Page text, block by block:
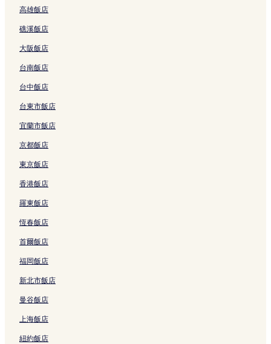
G
連
結
A
r
p
o
r
T
的
連
結
L
n
k
o
u
連
-
i
n
-
J
u
g
B
r
a
n
c
的
結
o
T
a
i
p
i
a
l
i
的
連
結
a
的
連
結
連
e
L
u
Z
h
u
連
結
L
V
A
T
O
,
h
i
l
d
r
e
u
d
e
r
s
x
e
a
r
s
o
l
高雄飯店
礁溪飯店
大阪飯店
台南飯店
台中飯店
台東市飯店
宜蘭市飯店
京都飯店
東京飯店
香港飯店
羅東飯店
恆春飯店
首爾飯店
福岡飯店
新北市飯店
曼谷飯店
上海飯店
紐約飯店